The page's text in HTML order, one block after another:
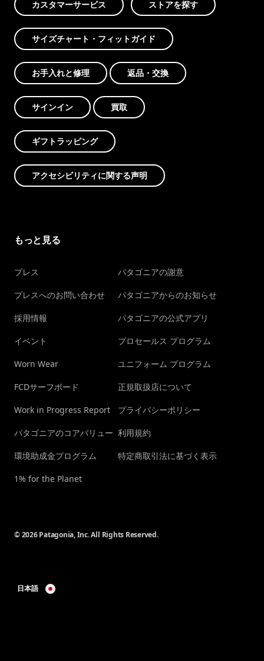
カスタマーサービス ストアを探す
サイズチャート・フィットガイド
お手入れと修理 返品・交換
サインイン 買取
ギフトラッピング
アクセシビリティに関する声明
もっと見る
プレス
プレスへのお問い合わせ
採用情報
イベント
Worn Wear
FCDサーフボード
Work in Progress Report
パタゴニアのコアバリュー
環境助成金プログラム
1% for the Planet
パタゴニアの謝意
パタゴニアからのお知らせ
パタゴニアの公式アプリ
プロセールス プログラム
ユニフォーム プログラム
正規取扱店について
プライバシーポリシー
利用規約
特定商取引法に基づく表示
© 2026 Patagonia, Inc. All Rights Reserved.
日本語